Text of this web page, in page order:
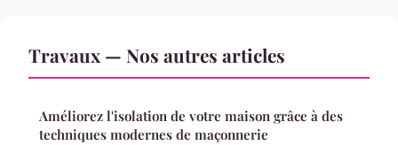
Travaux — Nos autres articles
Améliorez l'isolation de votre maison grâce à des
techniques modernes de maçonnerie